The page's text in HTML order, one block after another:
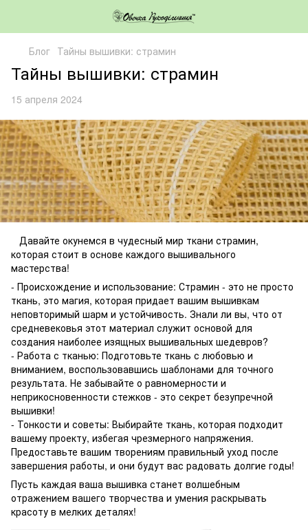
Блог Тайны вышивки: страмин
Тайны вышивки: страмин
15 апреля 2024
Давайте окунемся в чудесный мир ткани страмин,
которая стоит в основе каждого вышивального
мастерства!
- Происхождение и использование: Страмин - это не просто
ткань, это магия, которая придает вашим вышивкам
неповторимый шарм и устойчивость. Знали ли вы, что от
средневековья этот материал служит основой для
создания наиболее изящных вышивальных шедевров?
- Работа с тканью: Подготовьте ткань с любовью и
вниманием, воспользовавшись шаблонами для точного
результата. Не забывайте о равномерности и
неприкосновенности стежков - это секрет безупречной
вышивки!
- Тонкости и советы: Выбирайте ткань, которая подходит
вашему проекту, избегая чрезмерного напряжения.
Предоставьте вашим творениям правильный уход после
завершения работы, и они будут вас радовать долгие годы!
Пусть каждая ваша вышивка станет волшебным
отражением вашего творчества и умения раскрывать
красоту в мелких деталях!